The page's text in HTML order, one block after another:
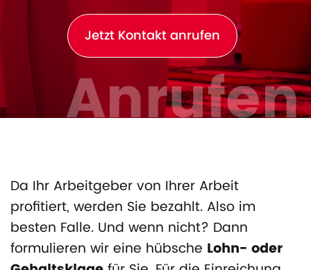
Jetzt Kontakt anrufen
Anrufen
Da Ihr Arbeitgeber von Ihrer Arbeit
profitiert, werden Sie bezahlt. Also im
besten Falle. Und wenn nicht? Dann
formulieren wir eine hübsche Lohn- oder